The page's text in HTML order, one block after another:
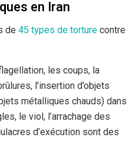
en Iran
de 45 types de torture contre
les coups, la
l’insertion d’objets
métalliques chauds) dans
le viol, l’arrachage des
d’exécution sont des